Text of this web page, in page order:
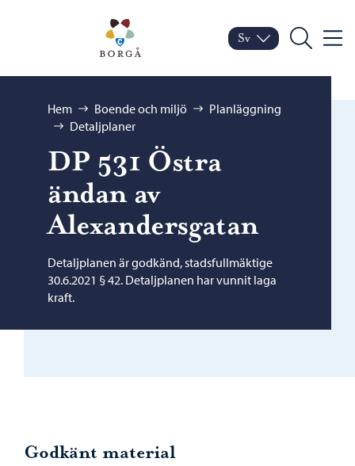
Porvoo – Gå till
Byt språk
Nuvarande språk:
Sv
Sök Meny
Bläddra:
Hem Boende och miljö
Planläggning
Detaljplaner
DP 531 Östra
ändan av
Alexandersgatan
Detaljplanen är godkänd, stadsfullmäktige
30.6.2021 § 42. Detaljplanen har vunnit laga
kraft.
Godkänt material